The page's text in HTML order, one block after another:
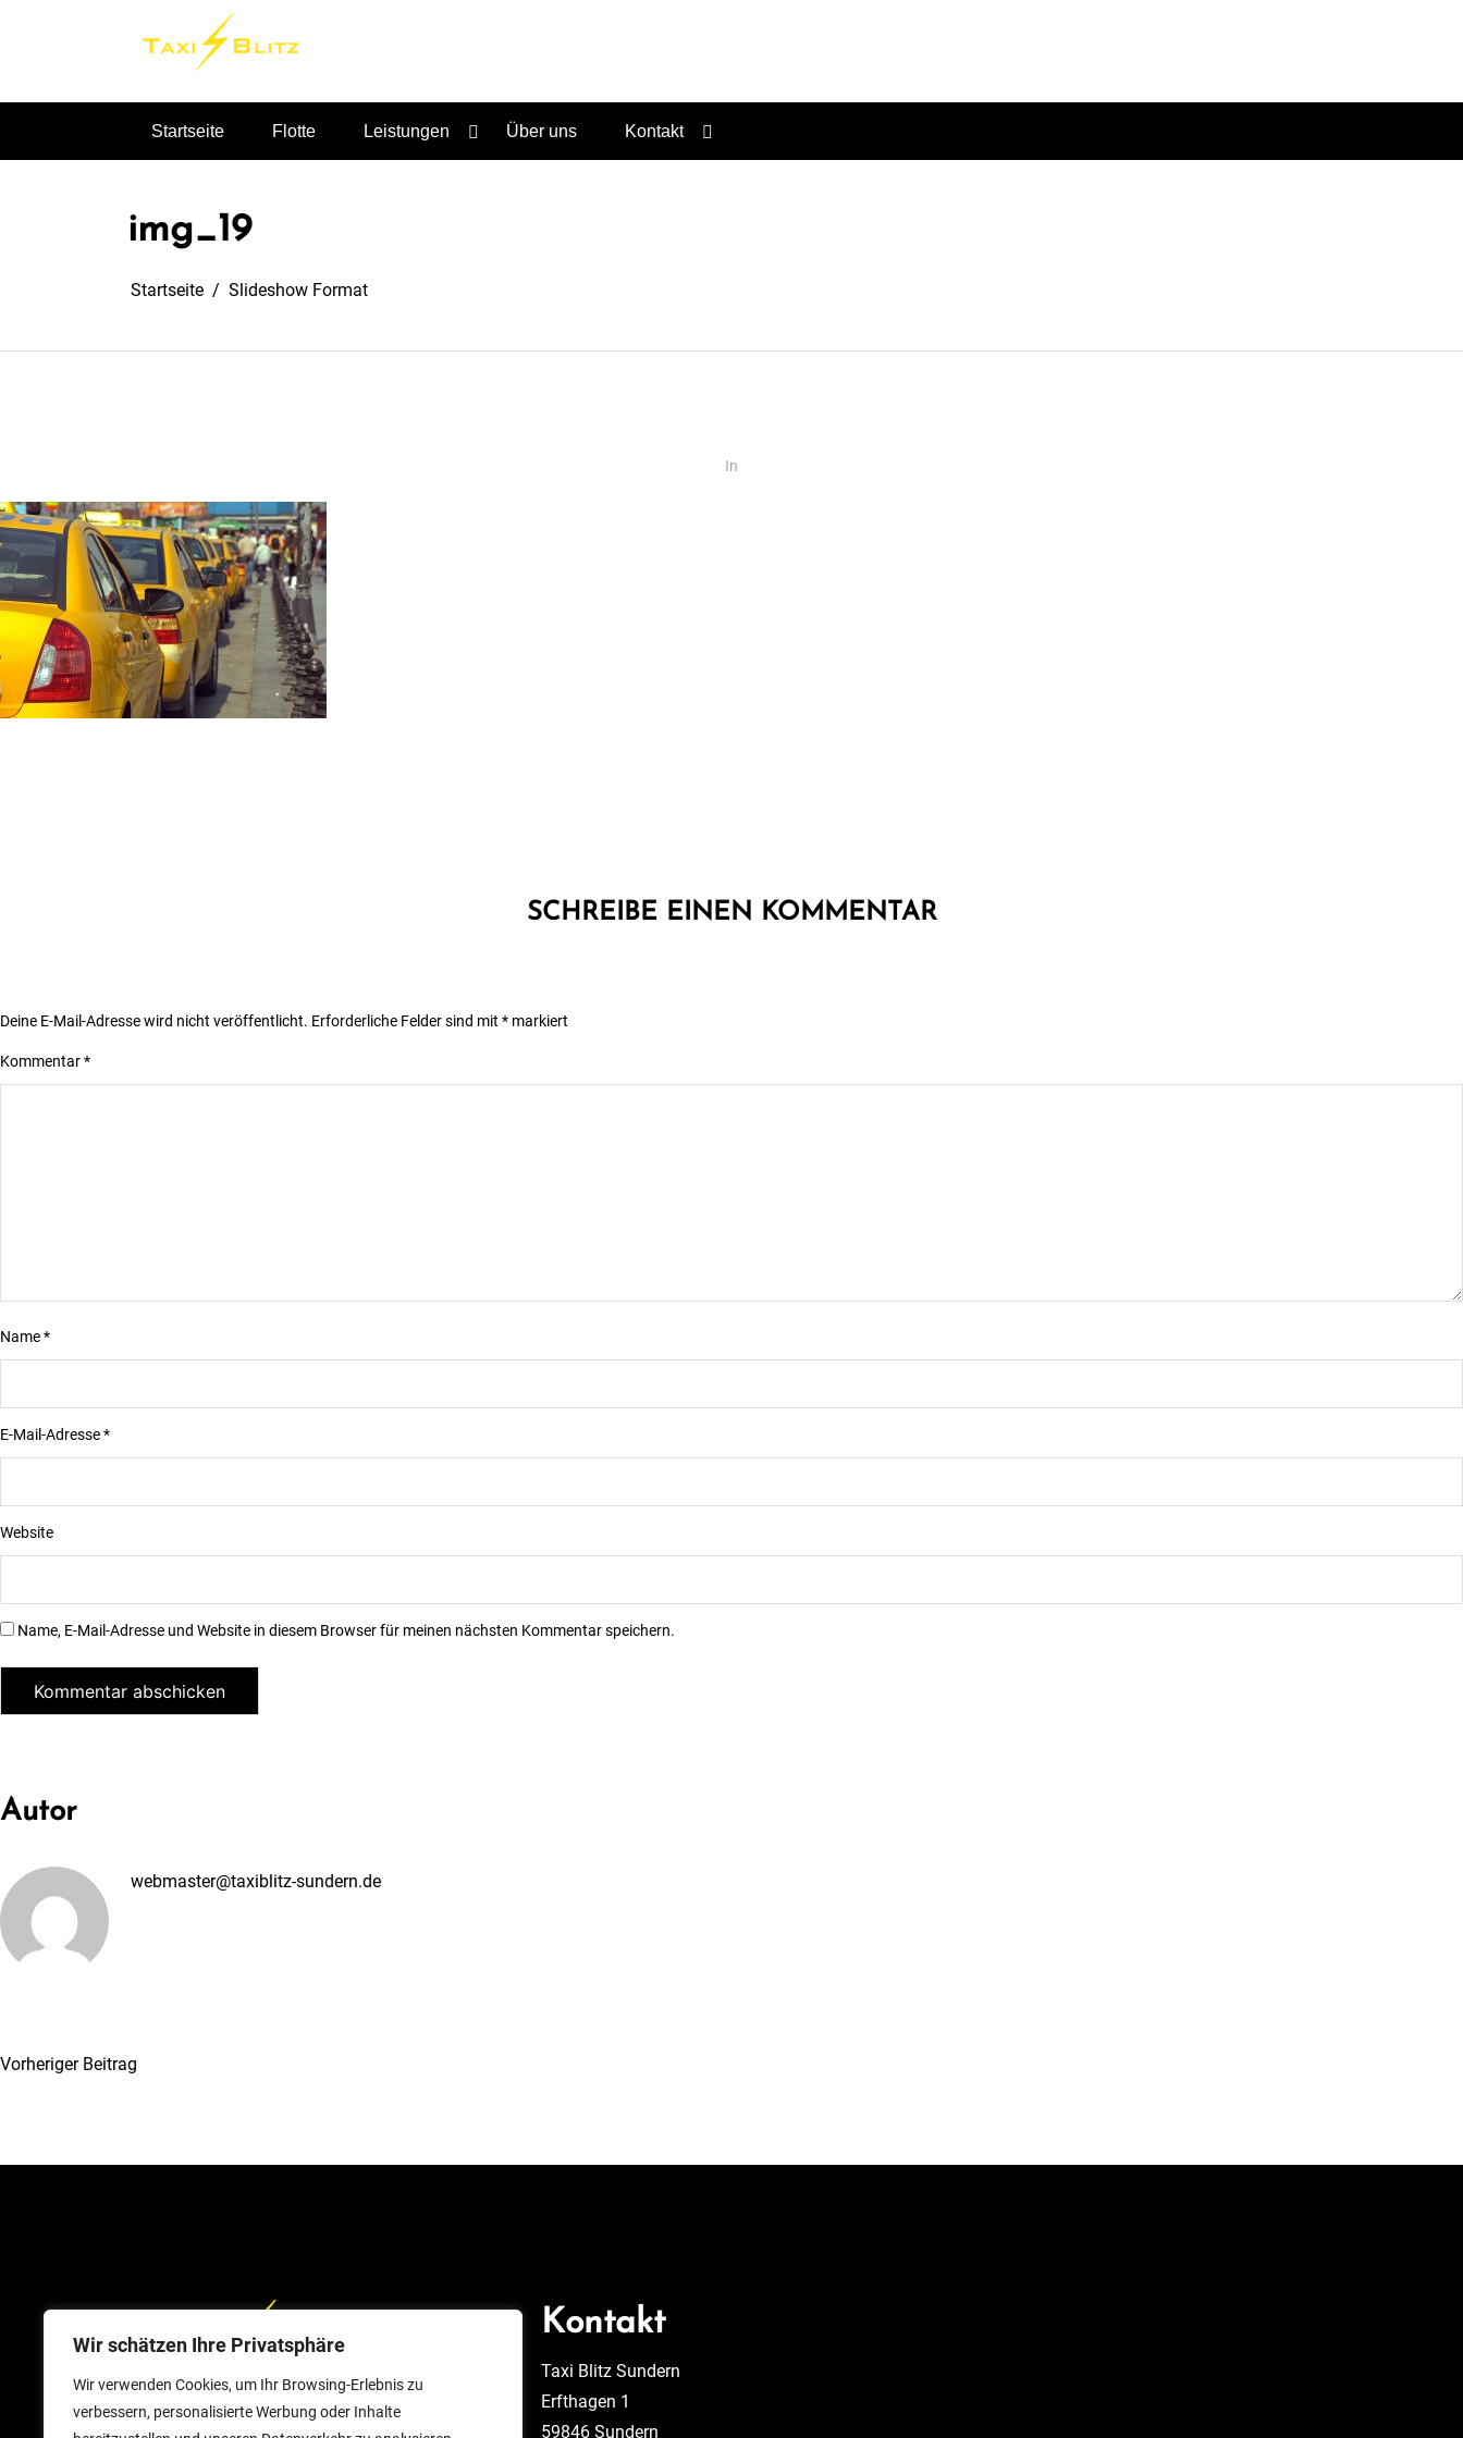
Wir schätzen Ihre Privatsphäre
Wir verwenden Cookies, um Ihr Browsing-Erlebnis zu
verbessern, personalisierte Werbung oder Inhalte
Startseite Flotte Leistungen Über uns Kontakt
img_19
Startseite Slideshow Format
In
SCHREIBE EINEN KOMMENTAR
Deine E-Mail-Adresse wird nicht veröffentlicht. Erforderliche Felder sind mit * markiert
Kommentar*
Name*
E-Mail-Adresse*
Website
Name, E-Mail-Adresse und Website in diesem Browser für meinen nächsten Kommentar speichern.
Autor
webmaster@taxiblitz-sundern.de
Vorheriger Beitrag
Kontakt
Taxi Blitz Sundern
Erfthagen 1
59846 Sundern